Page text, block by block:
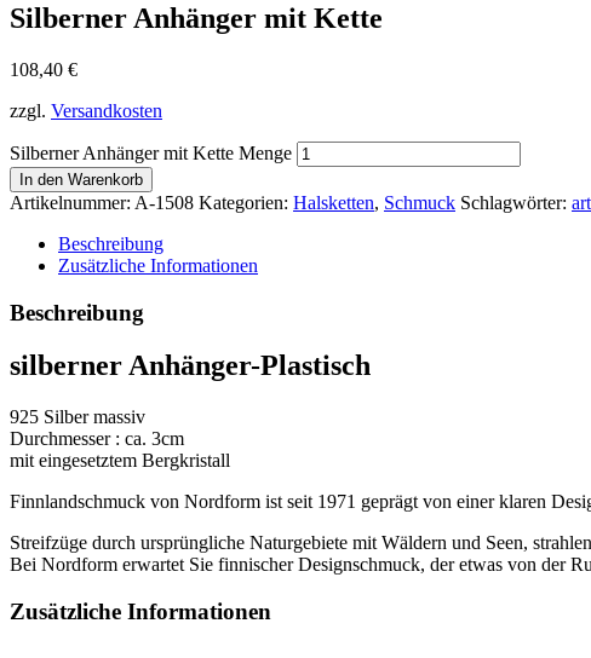
Silberner Anhänger mit Kette
108,40 €
zzgl. Versandkosten
Silberner Anhänger mit Kette Menge
In den Warenkorb
Artikelnummer: A-1508 Kategorien: Halsketten, Schmuck Schlagwörter:
Beschreibung
Zusätzliche Informationen
Beschreibung
silberner Anhänger-Plastisch
925 Silber massiv
Durchmesser : ca. 3cm
mit eingesetztem Bergkristall
Finnlandschmuck von Nordform ist seit 1971 geprägt von einer klaren
Streifzüge durch ursprüngliche Naturgebiete mit Wäldern und Seen,
Bei Nordform erwartet Sie finnischer Designschmuck, der etwas von der
Zusätzliche Informationen